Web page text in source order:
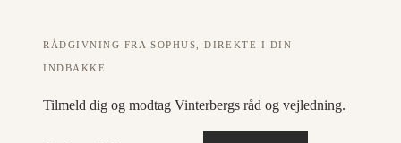
RÅDGIVNING FRA SOPHUS, DIREKTE I DIN
INDBAKKE
Tilmeld dig og modtag Vinterbergs råd og vejledning.